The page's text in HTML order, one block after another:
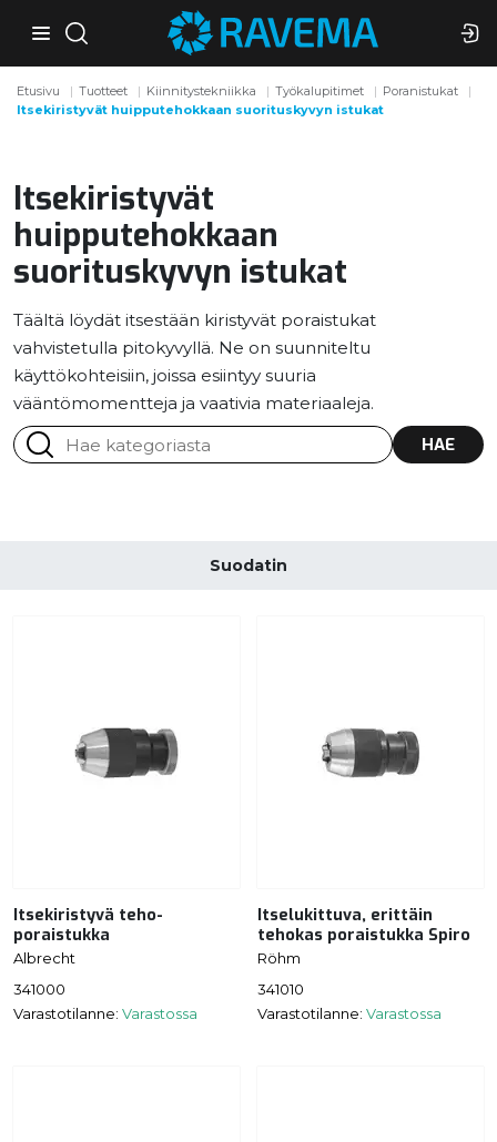
Etusivu Tuotteet Kiinnitystekniikka Työkalupitimet
Poranistukat
Itsekiristyvät huipputehokkaan suorituskyvyn istukat
Itsekiristyvät
huipputehokkaan
suorituskyvyn istukat
Täältä löydät itsestään kiristyvät poraistukat
vahvistetulla pitokyvyllä. Ne on suunniteltu
käyttökohteisiin, joissa esiintyy suuria
vääntömomentteja ja vaativia materiaaleja.
HAE
Suodatin
Itsekiristyvä teho-
poraistukka
Albrecht
341000
Varastotilanne: Varastossa
Itselukittuva, erittäin
tehokas poraistukka Spiro
Röhm
341010
Varastotilanne: Varastossa